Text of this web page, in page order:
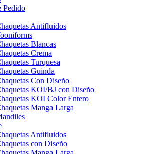
Pedido
Antifluidos
Blancas
Crema
Turquesa
Guinda
Con Diseño
KOI/BJ con Diseño
KOI Color Entero
Manga Larga
Antifluidos
con Diseño